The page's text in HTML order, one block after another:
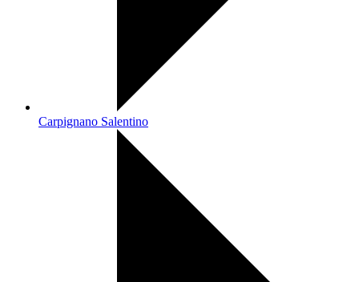
Carpignano Salentino